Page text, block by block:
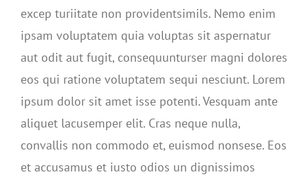
excep turiitate non providentsimils. Nemo enim
ipsam voluptatem quia voluptas sit aspernatur
aut odit aut fugit, consequunturser magni dolores
eos qui ratione voluptatem sequi nesciunt. Lorem
ipsum dolor sit amet isse potenti. Vesquam ante
aliquet lacusemper elit. Cras neque nulla,
convallis non commodo et, euismod nonsese. Eos
et accusamus et iusto odios un dignissimos